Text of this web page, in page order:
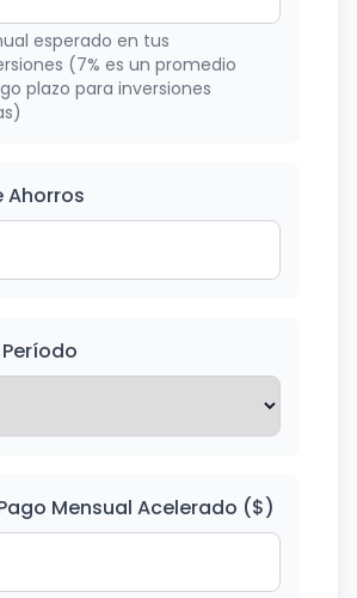
esperado en tus
(7% es un promedio
plazo para inversiones
Ahorros
Mensual Acelerado ($)